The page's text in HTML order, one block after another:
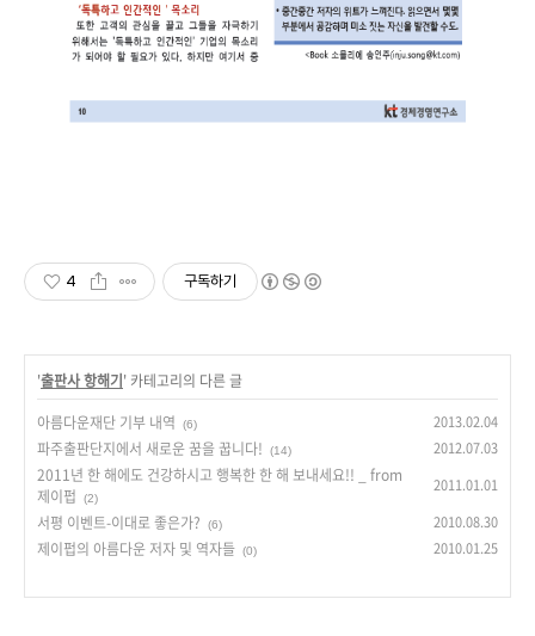
4 구독하기
'출판사 항해기' 카테고리의 다른 글
아름다운재단 기부 내역
(6) 2013.02.04
파주출판단지에서 새로운 꿈을 꿉니다! (14) 2012.07.03
2011년 한 해에도 건강하시고 행복한 한 해 보내세요!! _ from
제이펍
(2)
2011.01.01
서평 이벤트-이대로 좋은가? (6) 2010.08.30
제이펍의 아름다운 저자 및 역자들 (0) 2010.01.25